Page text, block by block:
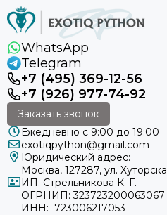
WhatsApp
Telegram
+7 (495) 369-12-56
+7 (926) 977-74-92
Заказать звонок
Ежедневно с 9:00 до 19:00
exotiqpython@gmail.com
Юридический адрес:
Москва, 127287, ул.
ИП: Стрельникова К. Г.
ОГРНИП: 323723200063067
ИНН: 723006217053